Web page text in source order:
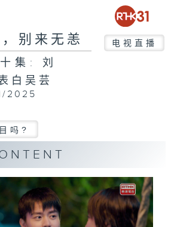
别来无恙 电视直播
集: 刘
白吴芸
2025
吗?